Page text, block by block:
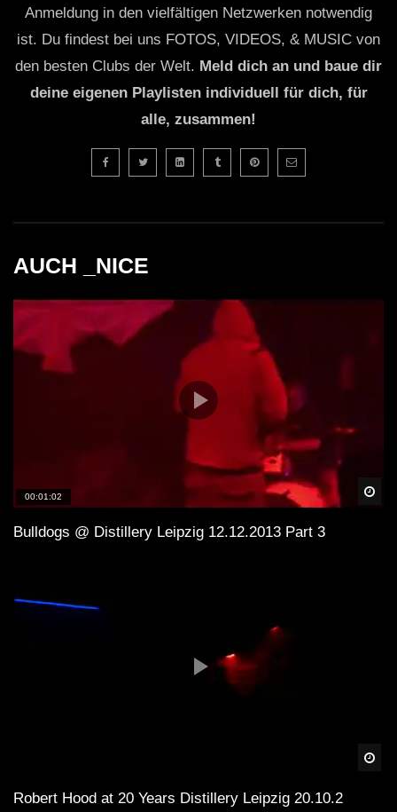
Anmeldung in den vielfältigen Netzwerken notwendig
ist. Du findest bei uns FOTOS, VIDEOS, & MUSIC von
den besten Clubs der Welt. Meld dich an und baue dir
deine eigenen Playlisten individuell für dich, für
alle, zusammen!
AUCH _NICE
00:01:02
Bulldogs @ Distillery Leipzig 12.12.2013 Part 3
Robert Hood at 20 Years Distillery Leipzig 20.10.2